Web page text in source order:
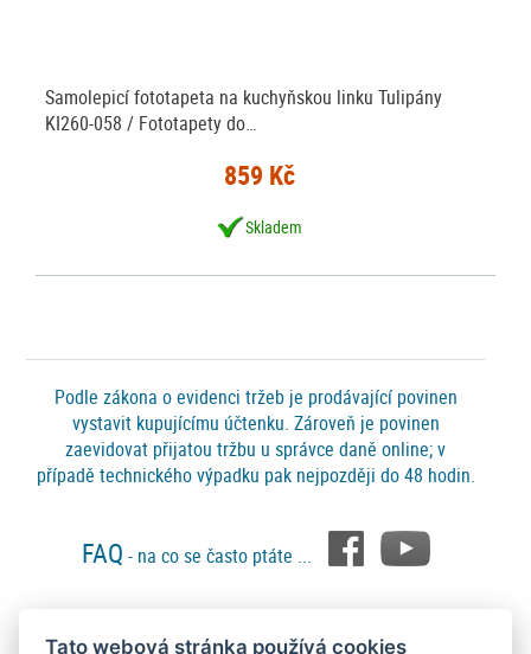
Samolepicí fototapeta na kuchyňskou linku Tulipány
KI260-058 / Fototapety do…
859 Kč
Skladem
Podle zákona o evidenci tržeb je prodávající povinen
vystavit kupujícímu účtenku. Zároveň je povinen
zaevidovat přijatou tržbu u správce daně online; v
případě technického výpadku pak nejpozději do 48 hodin.
FAQ - na co se často ptáte ...
Tato webová stránka používá cookies